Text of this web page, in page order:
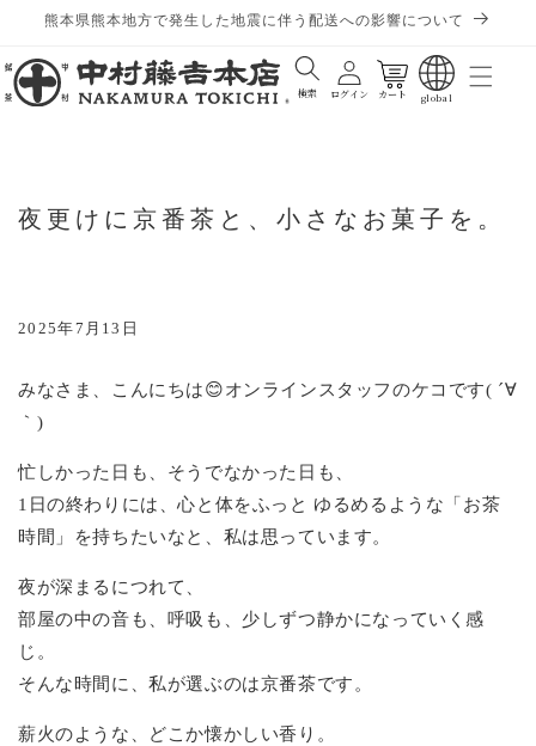
熊本県熊本地方で発生した地震に伴う配送への影響について
検索 ログイン
カート
カート global
夜更けに京番茶と、小さなお菓子を。
2025年7月13日
みなさま、こんにちは😊オンラインスタッフのケコです( ´∀
｀)
忙しかった日も、そうでなかった日も、
1日の終わりには、心と体をふっと ゆるめるような「お茶
時間」を持ちたいなと、私は思っています。
夜が深まるにつれて、
部屋の中の音も、呼吸も、少しずつ静かになっていく感
じ。
そんな時間に、私が選ぶのは京番茶です。
薪火のような、どこか懐かしい香り。